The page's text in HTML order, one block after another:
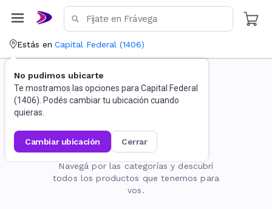
Estás en Capital Federal (1406)
No pudimos ubicarte
Te mostramos las opciones para Capital Federal
(1406). Podés cambiar tu ubicación cuando
quieras.
cambiar ubicación cerrar
La página no existe
Navegá por las categorías y descubrí
todos los productos que tenemos para
vos.